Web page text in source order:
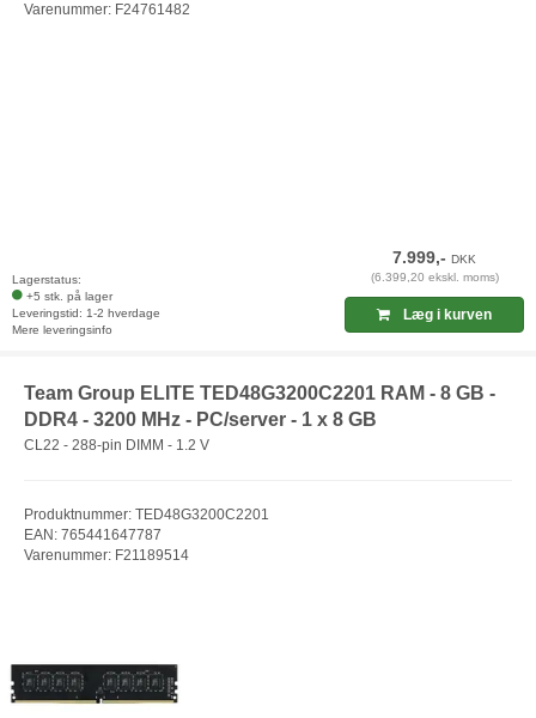
Varenummer: F24761482
Lagerstatus:
+5 stk. på lager
Leveringstid: 1-2 hverdage
Mere leveringsinfo
7.999,-DKK
(6.399,20 ekskl. moms)
Læg i kurven
Team Group ELITE TED48G3200C2201 RAM - 8 GB -
DDR4 - 3200 MHz - PC/server - 1 x 8 GB
CL22 - 288-pin DIMM - 1.2 V
Produktnummer: TED48G3200C2201
EAN: 765441647787
Varenummer: F21189514